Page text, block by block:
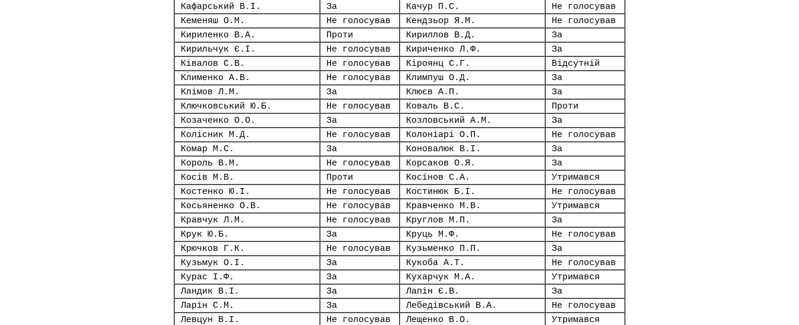
Кафарський В.І.
За Качур П.С.
Не голосував
Кеменяш О.М.
Не голосував Кендзьор Я.М.
Не голосував
Кириленко В.А.
Проти Кириллов В.Д.
За
Кирильчук Є.І.
Не голосував Кириченко Л.Ф.
За
Ківалов С.В.
Не голосував Кіроянц С.Г.
Відсутній
Клименко А.В.
Не голосував Климпуш О.Д.
За
Клімов Л.М.
За Клюєв А.П.
За
Ключковський Ю.Б.
Не голосував Коваль В.С.
Проти
Козаченко О.О.
За Козловський А.М.
За
Колісник М.Д.
Не голосував Колоніарі О.П.
Не голосував
Комар М.С.
За Коновалюк В.І.
За
Король В.М.
Не голосував Корсаков О.Я.
За
Косів М.В.
Проти Косінов С.А.
Утримався
Костенко Ю.І.
Не голосував Костинюк Б.І.
Не голосував
Косьяненко О.В.
Не голосував Кравченко М.В.
Утримався
Кравчук Л.М.
Не голосував Круглов М.П.
За
Крук Ю.Б.
За Круць М.Ф.
Не голосував
Крючков Г.К.
Не голосував Кузьменко П.П.
За
Кузьмук О.І.
За Кукоба А.Т.
Не голосував
Курас І.Ф.
За Кухарчук М.А.
Утримався
Ландик В.І.
За Лапін Є.В.
За
Ларін С.М.
За Лебедівський В.А.
Не голосував
Левцун В.І.
Не голосував Лещенко В.О.
Утримався